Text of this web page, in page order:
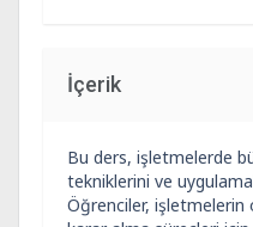
İçerik
Bu ders, işletmelerde
tekniklerini ve
Öğrenciler,